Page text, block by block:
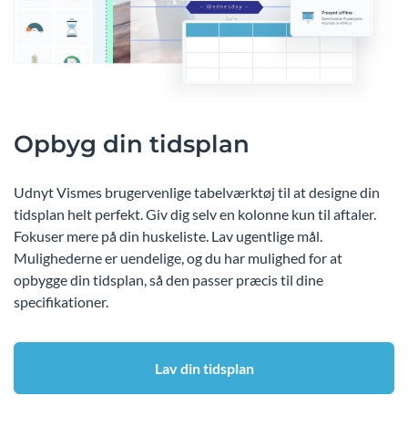
Opbyg din tidsplan
Udnyt Vismes brugervenlige tabelværktøj til at designe din
tidsplan helt perfekt. Giv dig selv en kolonne kun til aftaler.
Fokuser mere på din huskeliste. Lav ugentlige mål.
Mulighederne er uendelige, og du har mulighed for at
opbygge din tidsplan, så den passer præcis til dine
specifikationer.
Lav din tidsplan